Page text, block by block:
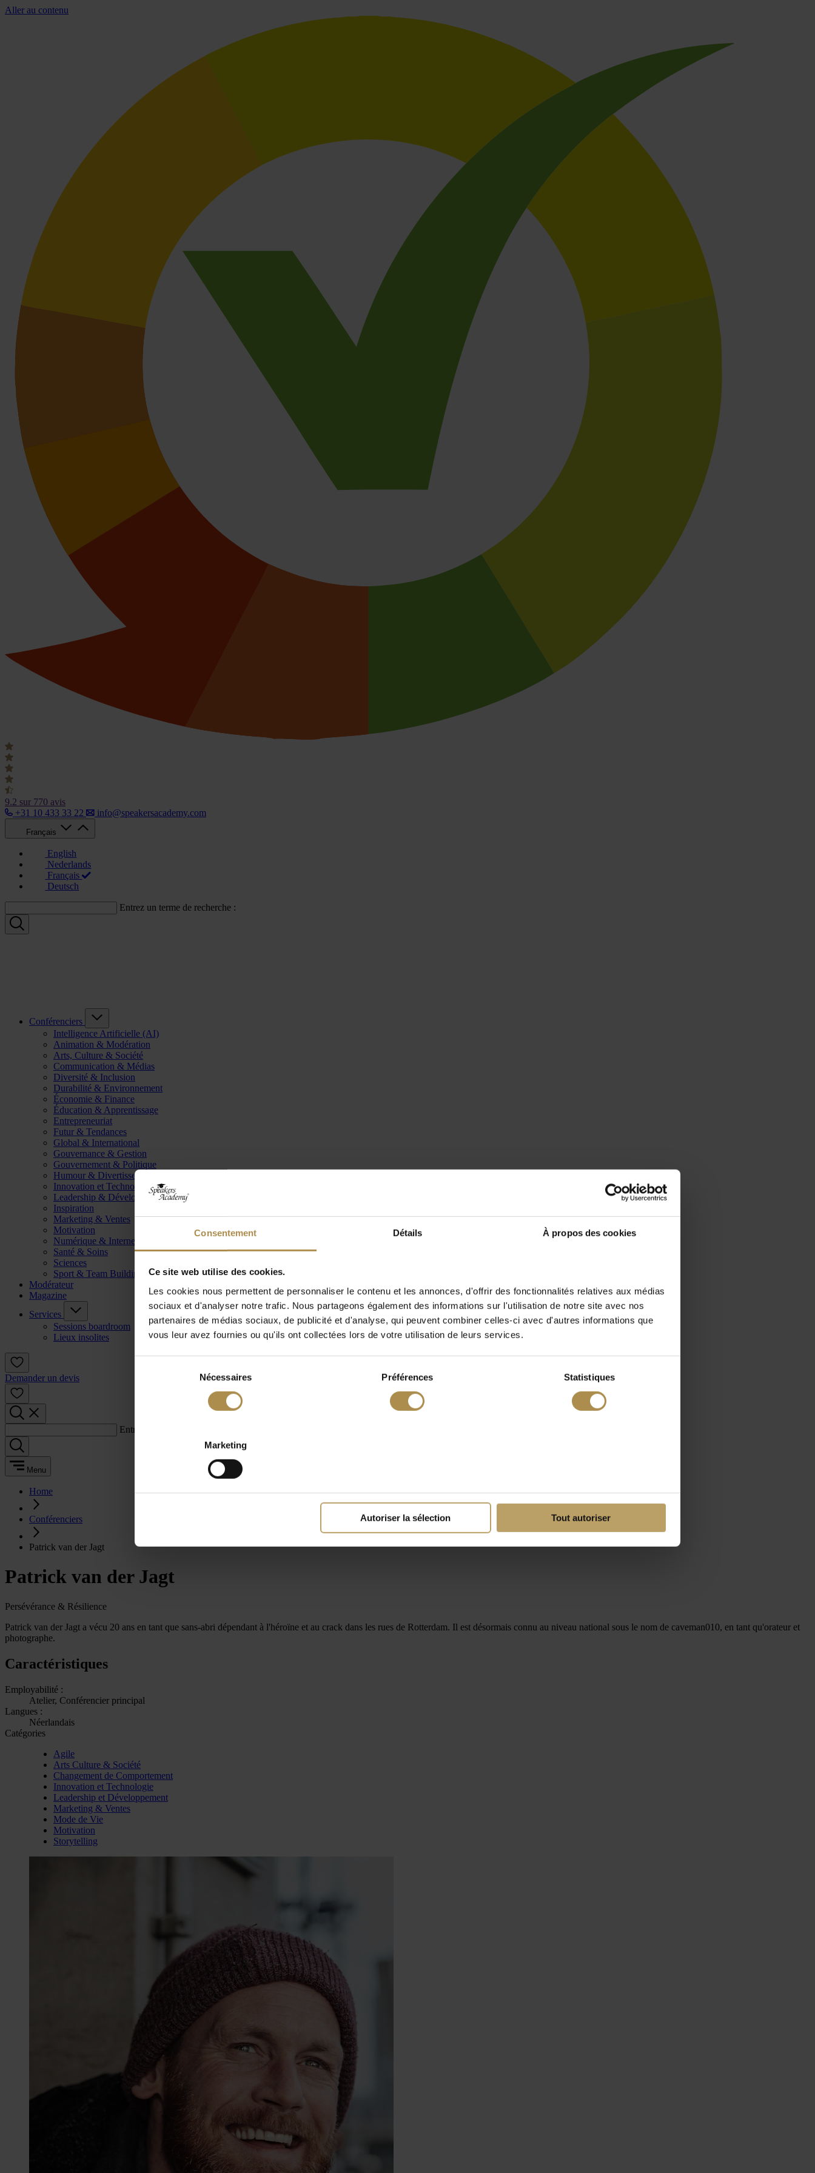
Consentement Détails À propos des cookies
Ce site web utilise des cookies.
Les cookies nous permettent de personnaliser le contenu et les annonces, d'offrir des fonctionnalités relatives aux médias
sociaux et d'analyser notre trafic. Nous partageons également des informations sur l'utilisation de notre site avec nos
partenaires de médias sociaux, de publicité et d'analyse, qui peuvent combiner celles-ci avec d'autres informations que
vous leur avez fournies ou qu'ils ont collectées lors de votre utilisation de leurs services.
Nécessaires Préférences Statistiques
Marketing
Autoriser la sélection Tout autoriser
Aller au contenu
9.2 sur 770 avis
+31 10 433 33 22
info@speakersacademy.com
Français
English
Nederlands
Français
Deutsch
Entrez un terme de recherche :
Conférenciers
Intelligence Artificielle (AI)
Animation & Modération
Arts, Culture & Société
Communication & Médias
Diversité & Inclusion
Durabilité & Environnement
Économie & Finance
Éducation & Apprentissage
Entrepreneuriat
Futur & Tendances
Global & International
Gouvernance & Gestion
Gouvernement & Politique
Humour & Divertissement
Innovation et Technologie
Leadership & Développement
Inspiration
Marketing & Ventes
Motivation
Numérique & Internet
Santé & Soins
Sciences
Sport & Team Building
Modérateur
Magazine
Services
Sessions boardroom
Lieux insolites
Demander un devis
Entrez un terme de recherche :
Menu
Home
Conférenciers
Patrick van der Jagt
Patrick van der Jagt
Persévérance & Résilience
Patrick van der Jagt a vécu 20 ans en tant que sans-abri dépendant à l'héroïne et au crack dans les rues de Rotterdam. Il est désormais connu au niveau national sous le nom de caveman010, en tant qu'orateur et
photographe.
Caractéristiques
Employabilité :
Atelier, Conférencier principal
Langues :
Néerlandais
Catégories
Agile
Arts Culture & Société
Changement de Comportement
Innovation et Technologie
Leadership et Développement
Marketing & Ventes
Mode de Vie
Motivation
Storytelling